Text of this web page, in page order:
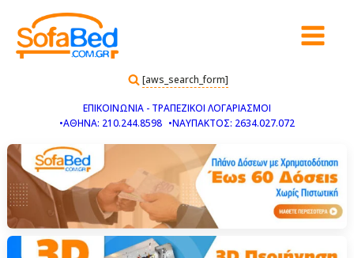
[aws_search_form]
ΕΠΙΚΟΙΝΩΝΙΑ - ΤΡΑΠΕΖΙΚΟΙ ΛΟΓΑΡΙΑΣΜΟΙ
•ΑΘΗΝΑ: 210.244.8598 •ΝΑΥΠΑΚΤΟΣ: 2634.027.072